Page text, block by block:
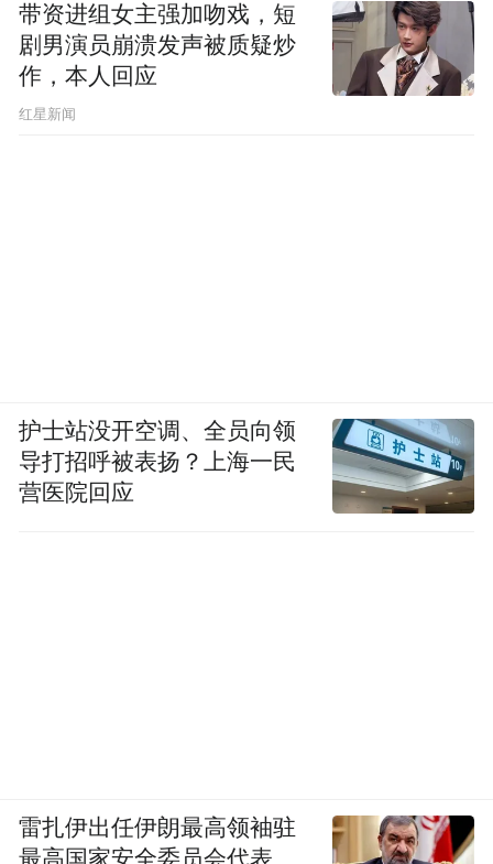
带资进组女主强加吻戏，短
剧男演员崩溃发声被质疑炒
作，本人回应
​红星新闻
护士站没开空调、全员向领
导打招呼被表扬？上海一民
营医院回应
雷扎伊出任伊朗最高领袖驻
最高国家安全委员会代表